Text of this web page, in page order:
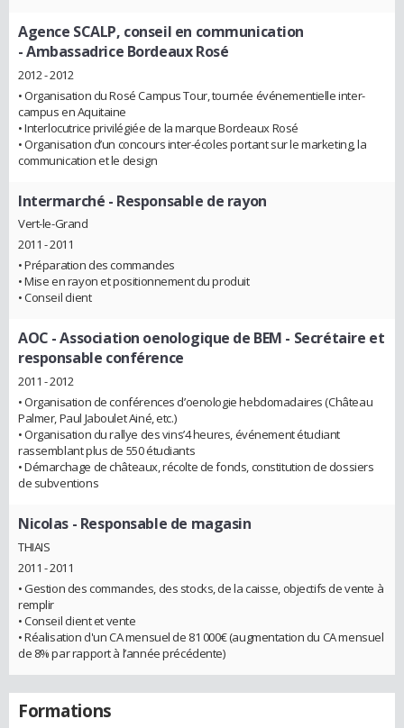
Agence SCALP, conseil en communication
- Ambassadrice Bordeaux Rosé
2012 - 2012
• Organisation du Rosé Campus Tour, tournée événementielle inter-
campus en Aquitaine
• Interlocutrice privilégiée de la marque Bordeaux Rosé
• Organisation d’un concours inter-écoles portant sur le marketing, la
communication et le design
Intermarché - Responsable de rayon
Vert-le-Grand
2011 - 2011
• Préparation des commandes
• Mise en rayon et positionnement du produit
• Conseil client
AOC - Association oenologique de BEM - Secrétaire et
responsable conférence
2011 - 2012
• Organisation de conférences d’oenologie hebdomadaires (Château
Palmer, Paul Jaboulet Ainé, etc.)
• Organisation du rallye des vins’4 heures, événement étudiant
rassemblant plus de 550 étudiants
• Démarchage de châteaux, récolte de fonds, constitution de dossiers
de subventions
Nicolas - Responsable de magasin
THIAIS
2011 - 2011
• Gestion des commandes, des stocks, de la caisse, objectifs de vente à
remplir
• Conseil client et vente
• Réalisation d'un CA mensuel de 81 000€ (augmentation du CA mensuel
de 8% par rapport à l’année précédente)
Formations